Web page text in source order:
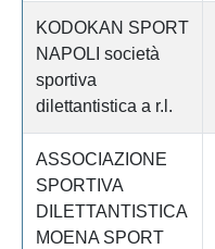
KODOKAN SPORT
NAPOLI società
sportiva
dilettantistica a r.l.
ASSOCIAZIONE
SPORTIVA
DILETTANTISTICA
MOENA SPORT